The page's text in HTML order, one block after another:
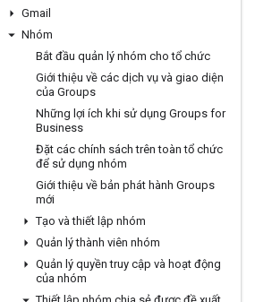
Gmail
Nhóm
Bắt đầu quản lý nhóm cho tổ chức
Giới thiệu về các dịch vụ và giao diện
của Groups
Những lợi ích khi sử dụng Groups for
Business
Đặt các chính sách trên toàn tổ chức
để sử dụng nhóm
Giới thiệu về bản phát hành Groups
mới
Tạo và thiết lập nhóm
Quản lý thành viên nhóm
Quản lý quyền truy cập và hoạt động
của nhóm